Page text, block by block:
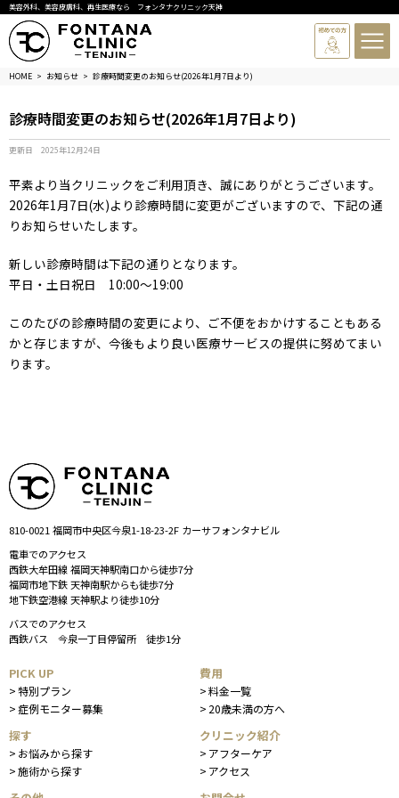
美容外科、美容皮膚科、再生医療なら フォンタナクリニック天神
HOME お知らせ 診療時間変更のお知らせ(2026年1月7日より)
診療時間変更のお知らせ(2026年1月7日より)
更新日 2025年12月24日
平素より当クリニックをご利用頂き、誠にありがとうございます。
2026年1月7日(水)より診療時間に変更がございますので、下記の通
りお知らせいたします。
新しい診療時間は下記の通りとなります。
平日・土日祝日 10:00～19:00
このたびの診療時間の変更により、ご不便をおかけすることもある
かと存じますが、今後もより良い医療サービスの提供に努めてまい
ります。
810-0021 福岡市中央区今泉1-18-23-2F カーサフォンタナビル
電車でのアクセス
西鉄大牟田線 福岡天神駅南口から徒歩7分
福岡市地下鉄 天神南駅からも徒歩7分
地下鉄空港線 天神駅より徒歩10分
バスでのアクセス
西鉄バス 今泉一丁目停留所 徒歩1分
PICK UP
特別プラン
症例モニター募集
探す
お悩みから探す
施術から探す
費用
料金一覧
20歳未満の方へ
クリニック紹介
アフターケア
アクセス